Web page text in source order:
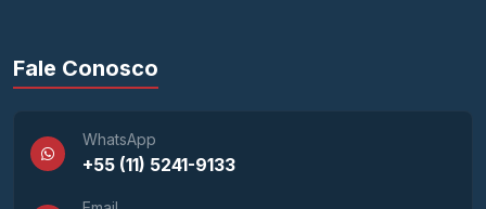
Fale Conosco
WhatsApp
+55 (11) 5241-9133